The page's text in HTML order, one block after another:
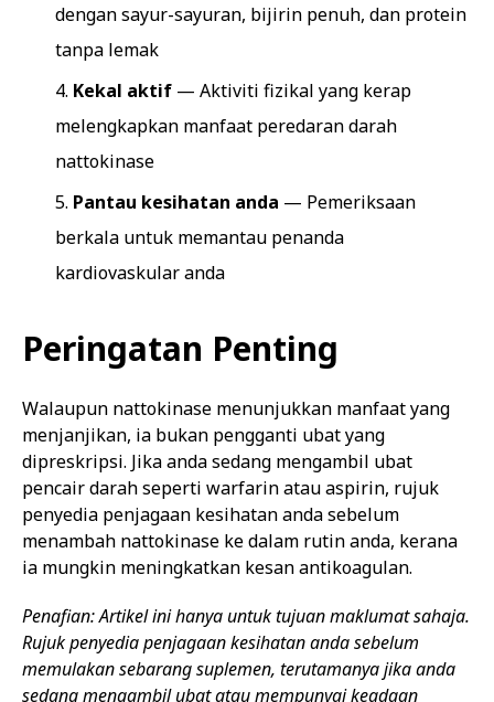
dengan sayur-sayuran, bijirin penuh, dan protein
tanpa lemak
Kekal aktif — Aktiviti fizikal yang kerap
melengkapkan manfaat peredaran darah
nattokinase
Pantau kesihatan anda — Pemeriksaan
berkala untuk memantau penanda
kardiovaskular anda
Peringatan Penting
Walaupun nattokinase menunjukkan manfaat yang
menjanjikan, ia bukan pengganti ubat yang
dipreskripsi. Jika anda sedang mengambil ubat
pencair darah seperti warfarin atau aspirin, rujuk
penyedia penjagaan kesihatan anda sebelum
menambah nattokinase ke dalam rutin anda, kerana
ia mungkin meningkatkan kesan antikoagulan.
Penafian: Artikel ini hanya untuk tujuan maklumat sahaja.
Rujuk penyedia penjagaan kesihatan anda sebelum
memulakan sebarang suplemen, terutamanya jika anda
sedang mengambil ubat atau mempunyai keadaan